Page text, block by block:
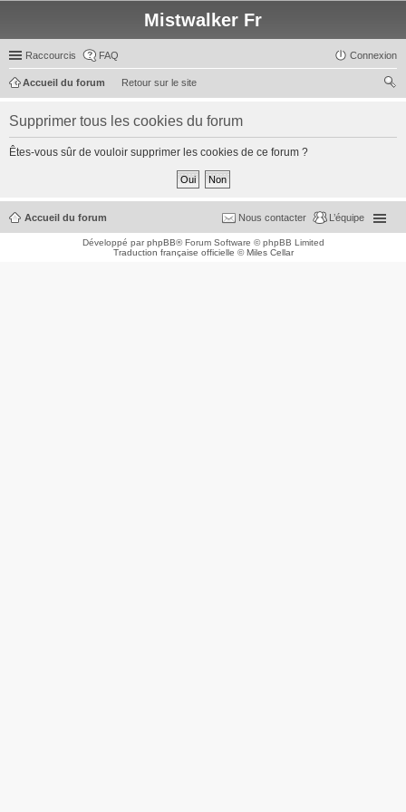
Mistwalker Fr
Raccourcis FAQ Connexion
Retour sur le site
Accueil du forum
Supprimer tous les cookies du forum
Êtes-vous sûr de vouloir supprimer les cookies de ce forum ?
Accueil du forum L’équipe
Nous contacter
Développé parphpBB® Forum Software © phpBB Limited
Traduction française officielle ©Miles Cellar